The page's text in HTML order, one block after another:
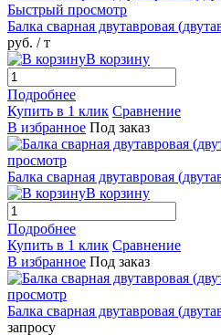
Быстрый просмотр
Балка сварная двутавровая
руб. / т
В корзину
Подробнее
Купить в 1 клик Сравнение
В избранное Под заказ
просмотр
Балка сварная двутавровая
В корзину
Подробнее
Купить в 1 клик Сравнение
В избранное Под заказ
просмотр
Балка сварная двутавровая
запросу